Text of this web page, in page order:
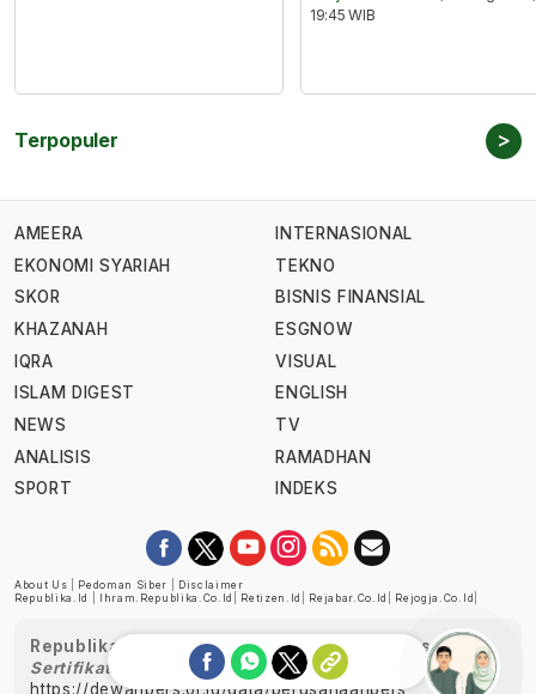
19:45 WIB
Terpopuler >
AMEERA
EKONOMI SYARIAH
SKOR
KHAZANAH
IQRA
ISLAM DIGEST
NEWS
ANALISIS
SPORT
INTERNASIONAL
TEKNO
BISNIS FINANSIAL
ESGNOW
VISUAL
ENGLISH
TV
RAMADHAN
INDEKS
About Us Pedoman Siber
Disclaimer
Republika.id
Ihram.republika.co.id Retizen.id Rejabar.co.id Rejogja.co.id
Republika telah diverifikasi oleh Dewan Pers
Sertifikat Nomor 1058/DP-Verifikasi/K/XII/2022
https://dewanpers.or.id/data/perusahaanpers